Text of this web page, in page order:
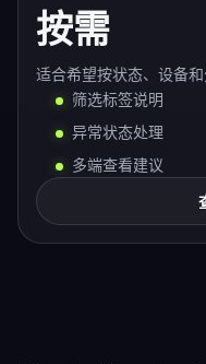
按需
适合希望按状态、设备
筛选标签说明
异常状态处理
多端查看建议